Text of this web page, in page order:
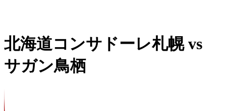
北海道コンサドーレ札幌vs
サガン鳥栖